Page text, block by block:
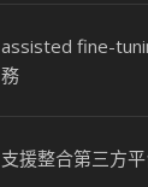
assisted fine-
務
支援整合第三方